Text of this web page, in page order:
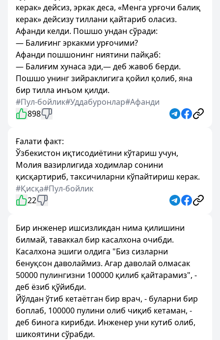
керак» дейсиз, эркак деса, «Менга урғочи балиқ
керак» дейсизу тиллани қайтариб оласиз.
Афанди келди. Пошшо ундан сўради:
— Балиғинг эркакми урғочими?
Афанди пошшонинг ниятини пайқаб:
— Балиғим хунаса эди,— деб жавоб берди.
Пошшо унинг зийраклигига қойил қолиб, яна
бир тилла инъом қилди.
#Пул-бойлик#Уддабуронлар#Афанди
898
Ғалати факт:
Ўзбекистон иқтисодиётини кўтариш учун,
Молия вазирлигида ходимлар сонини
қисқартириб, таксичиларни кўпайтириш керак.
#Қисқа#Пул-бойлик
22
Бир инженер ишсизликдан нима қилишини
билмай, таваккал бир касалхона очибди.
Касалхона эшиги олдига "Биз сизларни
бенуқсон даволаймиз. Агар даволай олмасак
50000 пулингизни 100000 қилиб қайтарамиз", -
деб ёзиб қўйибди.
Йўлдан ўтиб кетаётган бир врач, - буларни бир
боплаб, 100000 пулини олиб чиқиб кетаман, -
деб бинога кирибди. Инженер уни кутиб олиб,
шикоятини сўрабди.